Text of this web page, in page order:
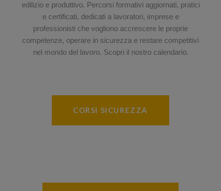
edilizio e produttivo. Percorsi formativi aggiornati, pratici
e certificati, dedicati a lavoratori, imprese e
professionisti che vogliono accrescere le proprie
competenze, operare in sicurezza e restare competitivi
nel mondo del lavoro. Scopri il nostro calendario.
CORSI SICUREZZA